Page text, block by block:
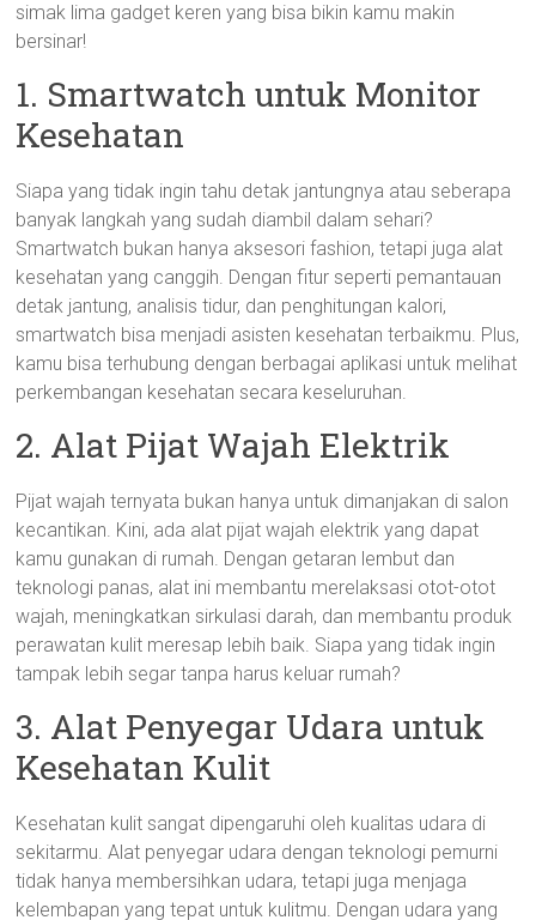
simak lima gadget keren yang bisa bikin kamu makin
bersinar!
1. Smartwatch untuk Monitor
Kesehatan
Siapa yang tidak ingin tahu detak jantungnya atau seberapa
banyak langkah yang sudah diambil dalam sehari?
Smartwatch bukan hanya aksesori fashion, tetapi juga alat
kesehatan yang canggih. Dengan fitur seperti pemantauan
detak jantung, analisis tidur, dan penghitungan kalori,
smartwatch bisa menjadi asisten kesehatan terbaikmu. Plus,
kamu bisa terhubung dengan berbagai aplikasi untuk melihat
perkembangan kesehatan secara keseluruhan.
2. Alat Pijat Wajah Elektrik
Pijat wajah ternyata bukan hanya untuk dimanjakan di salon
kecantikan. Kini, ada alat pijat wajah elektrik yang dapat
kamu gunakan di rumah. Dengan getaran lembut dan
teknologi panas, alat ini membantu merelaksasi otot-otot
wajah, meningkatkan sirkulasi darah, dan membantu produk
perawatan kulit meresap lebih baik. Siapa yang tidak ingin
tampak lebih segar tanpa harus keluar rumah?
3. Alat Penyegar Udara untuk
Kesehatan Kulit
Kesehatan kulit sangat dipengaruhi oleh kualitas udara di
sekitarmu. Alat penyegar udara dengan teknologi pemurni
tidak hanya membersihkan udara, tetapi juga menjaga
kelembapan yang tepat untuk kulitmu. Dengan udara yang